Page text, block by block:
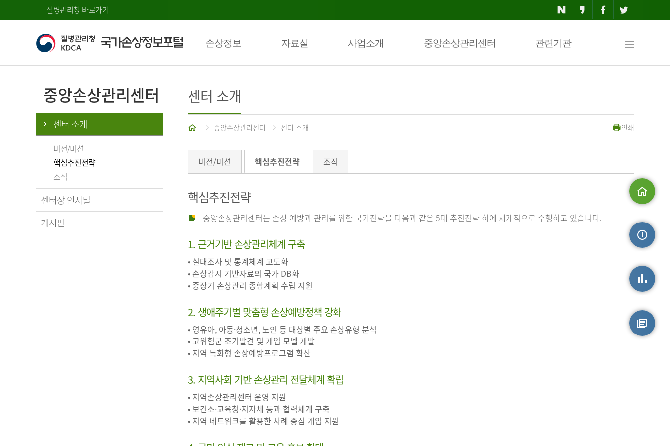
질병관리청 바로가기
손상정보 자료실 사업소개 중앙손상관리센터 관련기관
맵
중앙손상관리센터
센터 소개
비전/미션
핵심추진전략
조직
센터장 인사말
게시판
센터 소개
중앙손상관리센터 센터 소개 인쇄
비전/미션 핵심추진전략 조직
핵심추진전략
중앙손상관리센터는 손상 예방과 관리를 위한 국가전략을 다음과 같은 5대 추진전략 하에 체계적으로 수행하고 있습니다.
1. 근거기반 손상관리체계 구축
• 실태조사 및 통계체계 고도화
• 손상감시 기반자료의 국가 DB화
• 중장기 손상관리 종합계획 수립 지원
2. 생애주기별 맞춤형 손상예방정책 강화
• 영유아, 아동·청소년, 노인 등 대상별 주요 손상유형 분석
• 고위험군 조기발견 및 개입 모델 개발
• 지역 특화형 손상예방프로그램 확산
3. 지역사회 기반 손상관리 전달체계 확립
• 지역손상관리센터 운영 지원
• 보건소·교육청·지자체 등과 협력체계 구축
• 지역 네트워크를 활용한 사례 중심 개입 지원